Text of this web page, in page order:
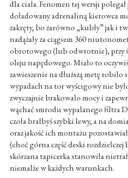
dla ciała. Fenomen tej wersji
doładowany adrenaliną kierowca
zakręty, bo zarówno „kubły” jak i
nadążały za ciągiem 360
obrotowego (lub odwrotnie), przy
oleju napędowego. Miało to
zawieszenie na dłuższą metę robiło
wypadach na tor wyścigowy nie
zwyczajnie brakowało mocy i
wąchać smrodu wypalanego filtra
czoła brałbyś szybki lewy, a na
oraz jakość ich montażu
(choć górna część deski rozdzielczej
skórzana tapicerka stanowiła
niemalże w każdych warunkach.